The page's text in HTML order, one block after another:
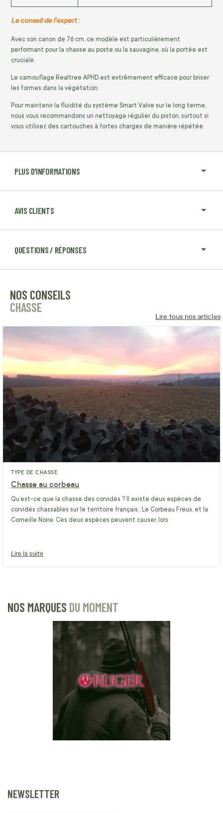
PLUS D'INFORMATIONS
AVIS CLIENTS
QUESTIONS / RÉPONSES
Le conseil de l'expert :
Avec son canon de 76 cm, ce modèle est particulièrement
performant pour la chasse au poste ou la sauvagine, où la portée est
cruciale.
Le camouflage Realtree APHD est extrêmement efficace pour briser
les formes dans la végétation.
Pour maintenir la fluidité du système Smart Valve sur le long terme,
nous vous recommandons un nettoyage régulier du piston, surtout si
vous utilisez des cartouches à fortes charges de manière répétée.
NOS CONSEILS
CHASSE
Lire tous nos articles
TYPE DE CHASSE
Chasse au corbeau
Qu’est-ce que la chasse des corvidés ? Il existe deux espèces de
corvidés chassables sur le territoire français : Le Corbeau Freux, et la
Corneille Noire. Ces deux espèces peuvent causer, lors
Lire la suite
NOS MARQUES DU MOMENT
NEWSLETTER